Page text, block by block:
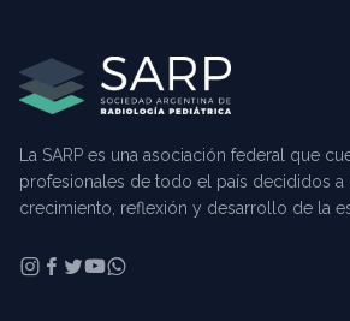
La SARP es una asociación federal que
profesionales de todo el país decididos a
crecimiento, reflexión y desarrollo de la